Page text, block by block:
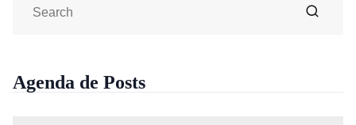
Agenda de Posts